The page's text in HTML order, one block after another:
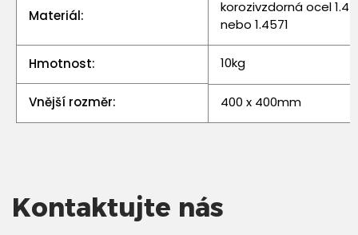
Materiál:
korozivzdorná ocel
nebo 1.4571
Hmotnost: 10kg
Vnější rozměr: 400 x 400mm
Kontaktujte nás